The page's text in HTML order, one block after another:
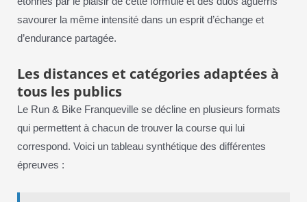
savourer la même intensité dans un esprit d’échange et
d’endurance partagée.
Les distances et catégories adaptées à
tous les publics
Le Run & Bike Franqueville se décline en plusieurs formats
qui permettent à chacun de trouver la course qui lui
correspond. Voici un tableau synthétique des différentes
épreuves :